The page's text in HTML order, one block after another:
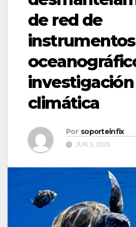
de red de
instrumentos
investigación
climática
Por soporteinfix
JUN 3, 2026